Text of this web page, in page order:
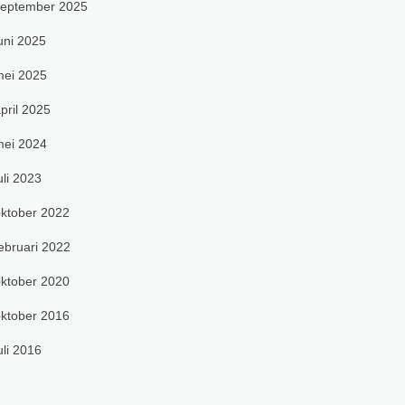
2025
2025
2025
2025
2024
2023
2022
2022
2020
2016
2016